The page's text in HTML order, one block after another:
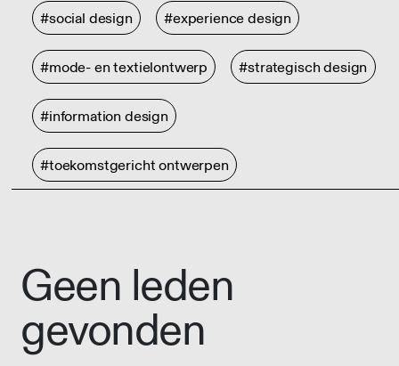
#social design #experience design
#mode- en textielontwerp #strategisch design
#information design
#toekomstgericht ontwerpen
Geen leden
gevonden